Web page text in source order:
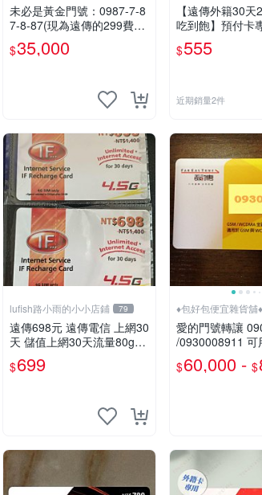
未必是黃金門號：0987-7-8
7-8-87(現為遠傳的299費率
門號，屆時將以無約狀態過
戶)。
$35,000
【遠傳外籍30
吃到飽】預付卡
網補充卡/儲值卡
fu．
$555
近期銷量2件
lufish路小雨的小小店鋪 79
遠傳698元 遠傳電信 上網30
天 儲值上網30天流量80gb
超量降速5mbps 本國人可儲
值 IF698
$699
♦包好包便宜雜貨舖♦
愛的門號轉讓
/0930008911 可
數字磁場門號
門號 需過戶無合
$60,000 - $